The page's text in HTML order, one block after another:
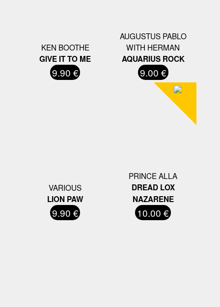
KEN BOOTHE
GIVE IT TO ME
9.90 €
AUGUSTUS PABLO
WITH HERMAN
AQUARIUS ROCK
9.00 €
VARIOUS
LION PAW
9.90 €
PRINCE ALLA
DREAD LOX
NAZARENE
10.00 €